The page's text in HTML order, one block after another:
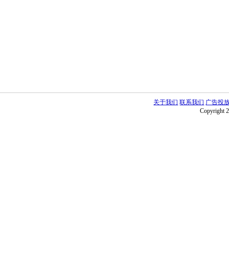
关于我们 联系我们 广告投
Copyright